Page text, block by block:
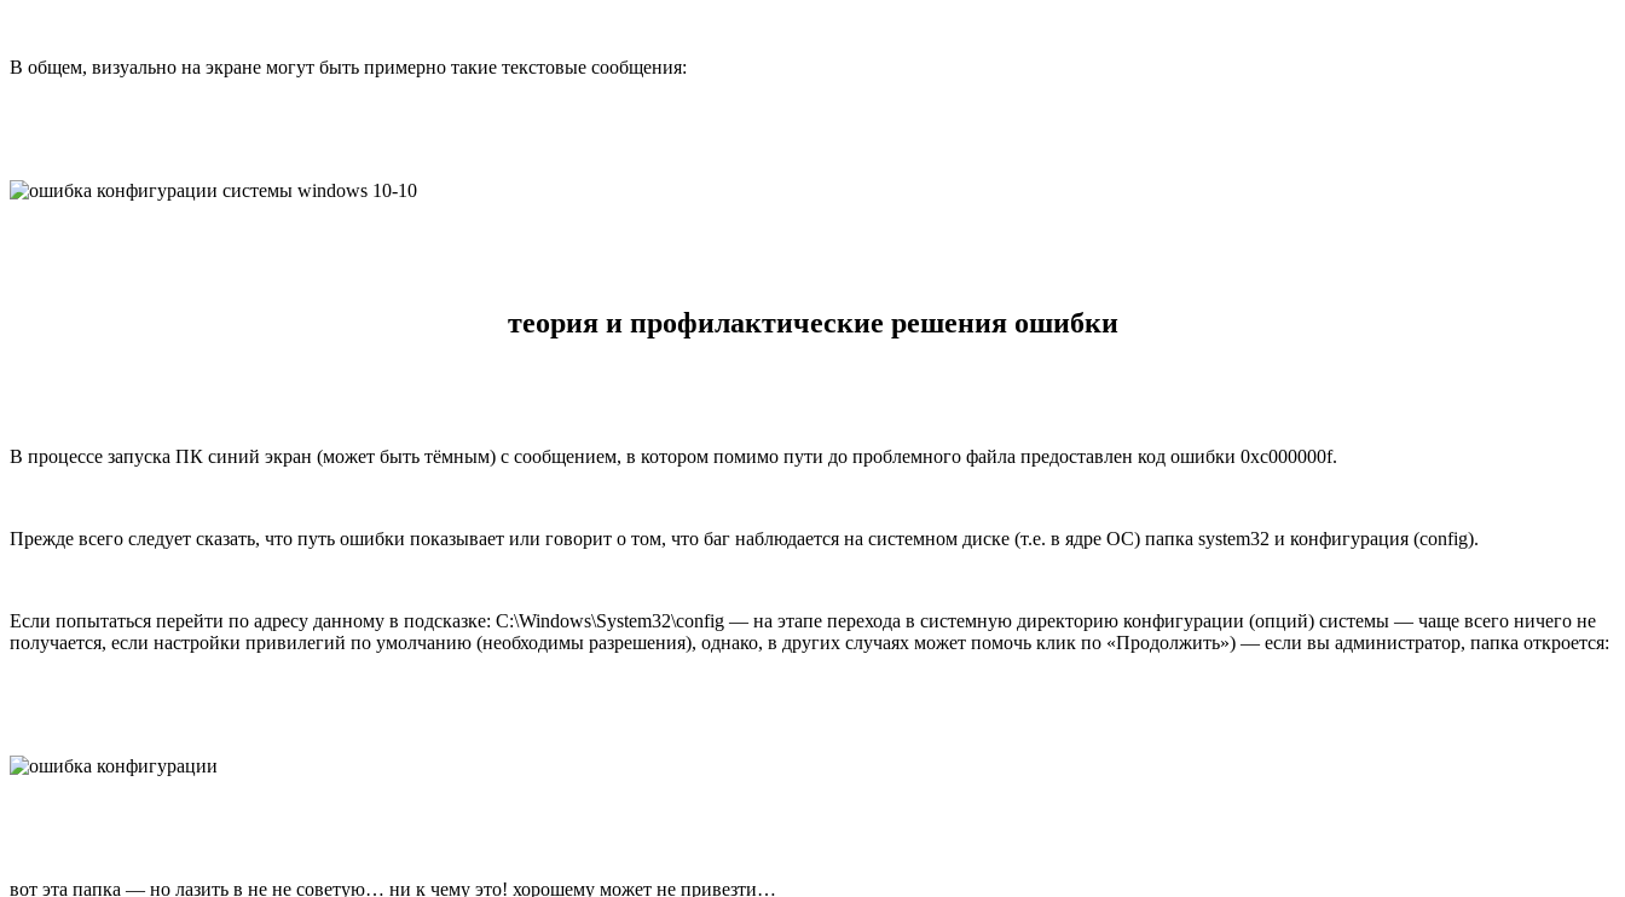
В общем, визуально на экране могут быть примерно такие текстовые сообщения:
теория и профилактические решения ошибки
В процессе запуска ПК синий экран (может быть тёмным) с сообщением, в котором помимо пути до проблемного файла предоставлен код ошибки 0xc000000f.
Прежде всего следует сказать, что путь ошибки показывает или говорит о том, что баг наблюдается на системном диске (т.е. в ядре ОС) папка system32 и конфигурация (config).
Если попытаться перейти по адресу данному в подсказке: C:\Windows\System32\config — на этапе перехода в системную директорию конфигурации (опций) системы — чаще всего ничего не
получается, если настройки привилегий по умолчанию (необходимы разрешения), однако, в других случаях может помочь клик по «Продолжить») — если вы администратор, папка откроется:
вот эта папка — но лазить в не не советую… ни к чему это! хорошему может не привезти…